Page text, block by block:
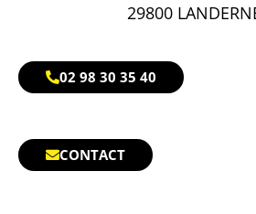
29800
02 98 30 35 40
CONTACT